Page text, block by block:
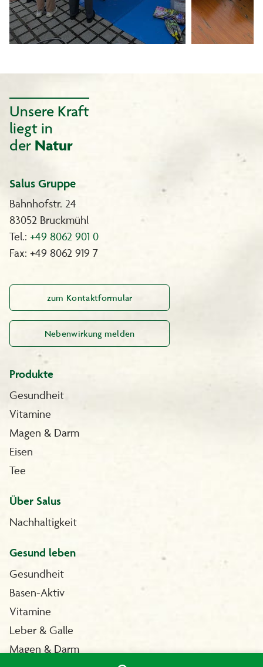
Unsere Kraft
liegt in
der Natur
Salus Gruppe
Bahnhofstr. 24
83052 Bruckmühl
Tel.: +49 8062 901 0
Fax: +49 8062 919 7
zum Kontaktformular
Nebenwirkung melden
Produkte
Gesundheit
Vitamine
Magen & Darm
Eisen
Tee
Über Salus
Nachhaltigkeit
Gesund leben
Gesundheit
Basen-Aktiv
Vitamine
Leber & Galle
Magen & Darm